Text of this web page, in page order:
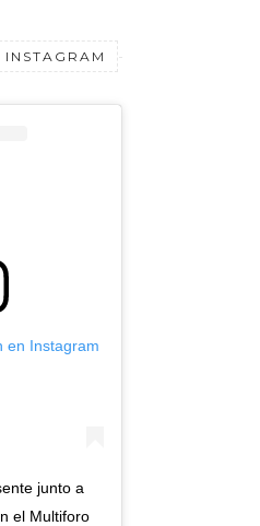
en Instagram
junto a
el Multiforo